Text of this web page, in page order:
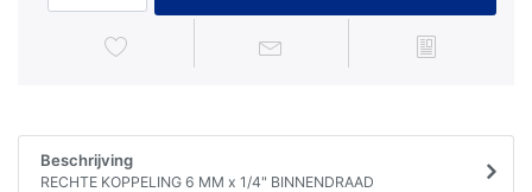
Beschrijving
RECHTE KOPPELING 6 MM x 1/4" BINNENDRAAD